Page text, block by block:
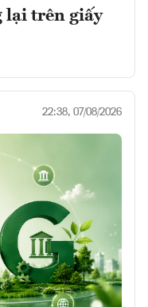
lại trên giấy
22:38, 07/08/2026